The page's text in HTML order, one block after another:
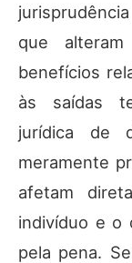
que
benefícios
às saídas
jurídica de
meramente
afetam
indivíduo e o
pela pena.